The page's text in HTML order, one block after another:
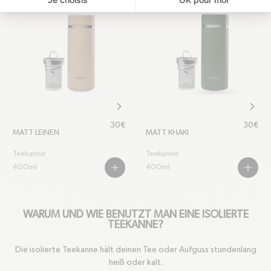
MATT LEINEN
Regulärer Preis
30€
Teekanne
400ml
PLUS
MATT KHAKI
30€
Teekanne
400ml
PLUS
WARUM UND WIE BENUTZT MAN EINE ISOLIERTE
TEEKANNE?
Die isolierte Teekanne hält deinen Tee oder Aufguss stundenlang
heiß oder kalt.